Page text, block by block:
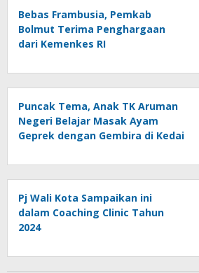
Bebas Frambusia, Pemkab
Bolmut Terima Penghargaan
dari Kemenkes RI
Puncak Tema, Anak TK Aruman
Negeri Belajar Masak Ayam
Geprek dengan Gembira di Kedai
Pj Wali Kota Sampaikan ini
dalam Coaching Clinic Tahun
2024